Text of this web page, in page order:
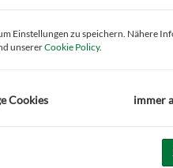
Einstellungen zu speichern. Nähere
unsererCookie Policy.
Cookies immer